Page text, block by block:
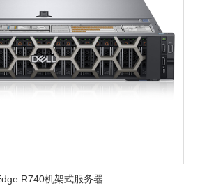
R740机架式服务器